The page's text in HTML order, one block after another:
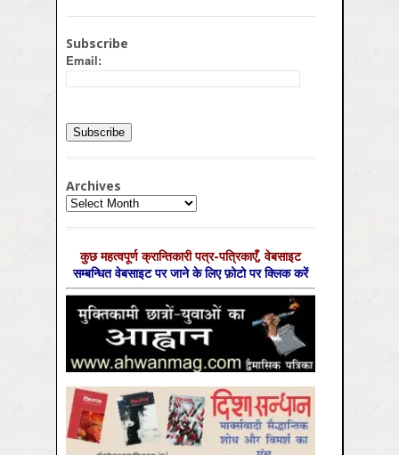
Subscribe
Email:
Archives
Archives
कुछ महत्‍वपूर्ण क्रान्तिकारी पत्र-पत्रिकाएँ, वेबसाइट
सम्‍बन्धित वेबसाइट पर जाने के लिए फ़ोटो पर क्लिक करें